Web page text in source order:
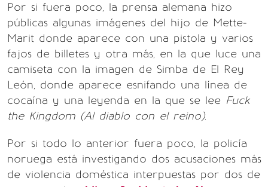
Por si fuera poco, la prensa alemana hizo
públicas algunas imágenes del hijo de Mette-
Marit donde aparece con una pistola y varios
fajos de billetes y otra más, en la que luce una
camiseta con la imagen de Simba de El Rey
León, donde aparece esnifando una línea de
cocaína y una leyenda en la que se lee Fuck
the Kingdom (Al diablo con el reino).
Por si todo lo anterior fuera poco, la policía
noruega está investigando dos acusaciones más
de violencia doméstica interpuestas por dos de